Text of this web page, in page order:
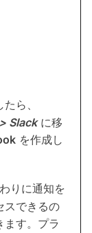
たら、
Slackに移
を作成し
りに通知を
スできるの
ます。プラ